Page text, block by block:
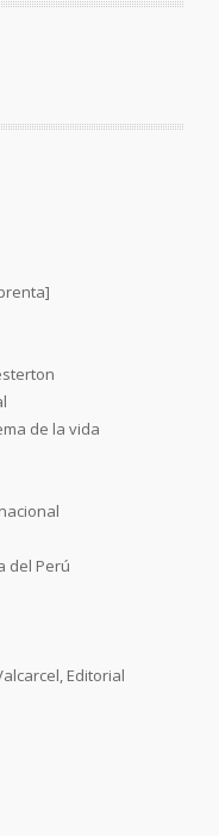
de la vida
del Perú
Editorial